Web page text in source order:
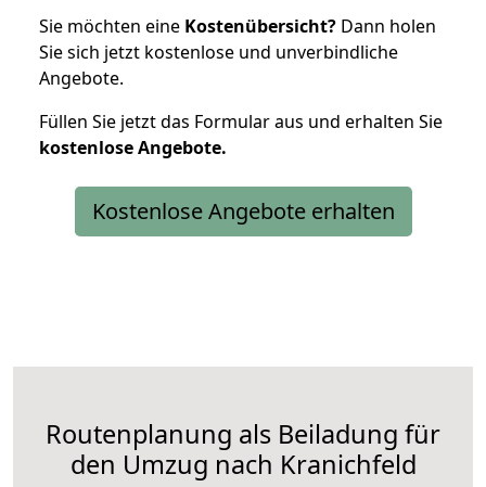
Sie möchten eine Kostenübersicht? Dann holen
Sie sich jetzt kostenlose und unverbindliche
Angebote.
Füllen Sie jetzt das Formular aus und erhalten Sie
kostenloseAngebote.
Kostenlose Angebote erhalten
Routenplanung als Beiladung für
den Umzug nach Kranichfeld